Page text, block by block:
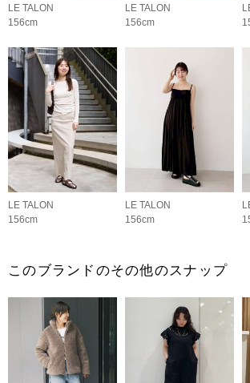
LE TALON
156cm
LE TALON
156cm
LE TALON
156cm
LE TALON
156cm
このブランドのその他のスナップ